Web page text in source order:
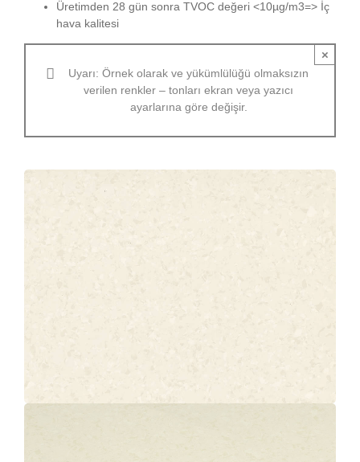
Üretimden 28 gün sonra TVOC değeri <10µg/m3=> İç
hava kalitesi
Uyarı: Örnek olarak ve yükümlülüğü olmaksızın
verilen renkler – tonları ekran veya yazıcı
ayarlarına göre değişir.
×